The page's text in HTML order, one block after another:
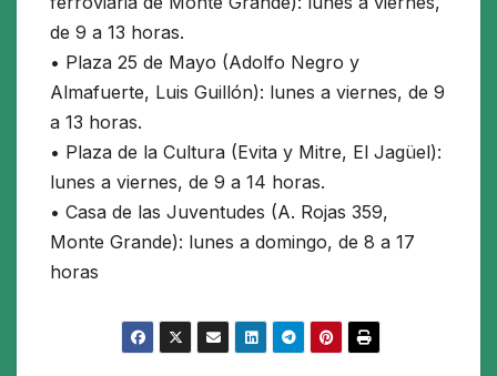
de 9 a 13 horas.
• Plaza 25 de Mayo (Adolfo Negro y
Almafuerte, Luis Guillón): lunes a viernes, de 9
a 13 horas.
• Plaza de la Cultura (Evita y Mitre, El Jagüel):
lunes a viernes, de 9 a 14 horas.
• Casa de las Juventudes (A. Rojas 359,
Monte Grande): lunes a domingo, de 8 a 17
horas